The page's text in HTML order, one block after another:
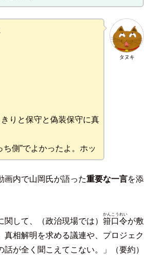
タヌキ
りと保守と偽装保守に真
ち側”でよかったよ。ホッ
画内で山岡氏が語った重要な一言を添
関して、（政治現場では） 箝口令
かんこうれい
が敷
真相解明を求める議連や、プロジェク
話が全く聞こえてこない。」（要約）